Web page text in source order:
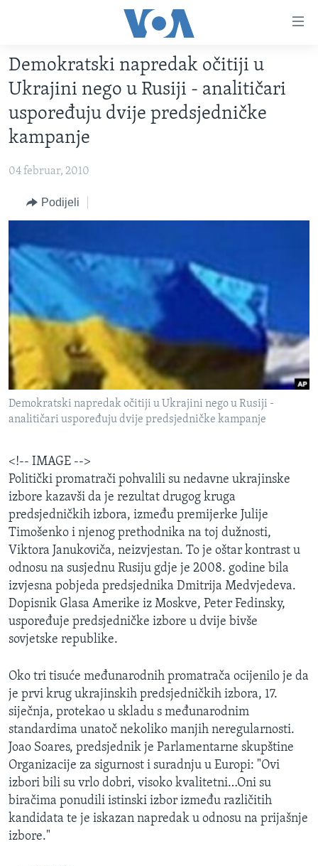
glavni
sadržaj
na
glavnu
Idi
pretragu
FOTOGRAFIJE DANA
VIJESTI
SJEDINJENE AMERIČKE DRŽAVE
BOSNA I HERCEGOVINA
NAUKA I TEHNOLOGIJA
SPECIJALNI PROJEKTI
SLOBODA MEDIJA
ŽENSKA STRANA
IZBJEGLIČKA STRANA
MAGAZIN
O GLASU AMERIKE
Learning English
Jezici
Demokratski napredak očitiji u
Ukrajini nego u Rusiji - analitičari
uspoređuju dvije predsjedničke
kampanje
04 februar, 2010
Podijeli
Demokratski napredak očitiji u Ukrajini nego u Rusiji -
analitičari uspoređuju dvije predsjedničke kampanje
<!-- IMAGE -->
Politički promatrači pohvalili su nedavne ukrajinske
izbore kazavši da je rezultat drugog kruga
predsjedničkih izbora, između premijerke Julije
Timošenko i njenog prethodnika na toj dužnosti,
Viktora Janukoviča, neizvjestan. To je oštar kontrast u
odnosu na susjednu Rusiju gdje je 2008. godine bila
izvjesna pobjeda predsjednika Dmitrija Medvjedeva.
Dopisnik Glasa Amerike iz Moskve, Peter Fedinsky,
uspoređuje predsjedničke izbore u dvije bivše
sovjetske republike.
Oko tri tisuće međunarodnih promatrača ocijenilo je da
je prvi krug ukrajinskih predsjedničkih izbora, 17.
siječnja, protekao u skladu s međunarodnim
standardima unatoč nekoliko manjih neregularnosti.
Joao Soares, predsjednik je Parlamentarne skupštine
Organizacije za sigurnost i suradnju u Europi: "Ovi
izbori bili su vrlo dobri, visoko kvalitetni…Oni su
biračima ponudili istinski izbor između različitih
kandidata te je iskazan napredak u odnosu na prijašnje
izbore."